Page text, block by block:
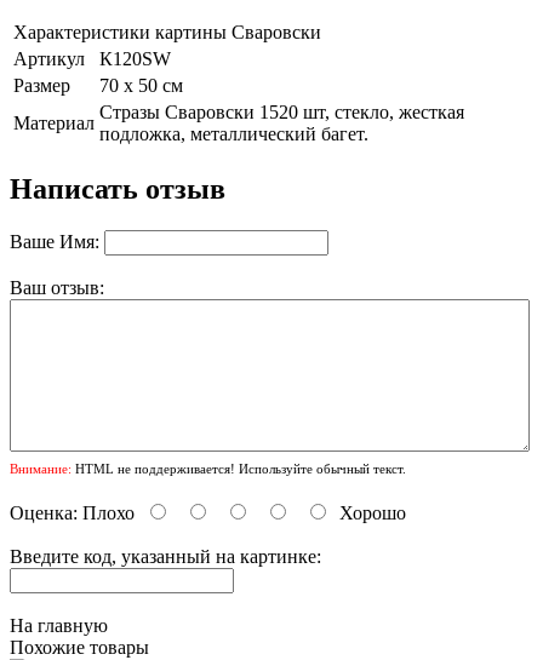
Характеристики картины Сваровски
Артикул
К120SW
Размер
70 х 50 см
Материал
Стразы Сваровски 1520 шт, стекло, жесткая
подложка, металлический багет.
Написать отзыв
Ваше Имя:
Ваш отзыв:
Внимание: HTML не поддерживается! Используйте обычный текст.
Оценка: Плохо Хорошо
Введите код, указанный на картинке:
На главную
Похожие товары